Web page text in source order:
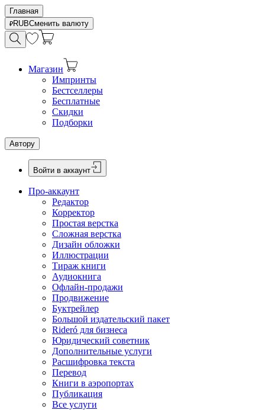
Главная
RUBСменить валюту
Магазин
Импринты
Бестселлеры
Бесплатные
Скидки
Подборки
Автору
Войти в аккаунт
Про-аккаунт
Редактор
Корректор
Простая верстка
Сложная верстка
Дизайн обложки
Иллюстрации
Тираж книги
Аудиокнига
Офлайн-продажи
Продвижение
Буктрейлер
Большой издательский пакет
Rideró для бизнеса
Юридический советник
Дополнительные услуги
Расшифровка текста
Перевод
Книги в аэропортах
Публикация
Все услуги